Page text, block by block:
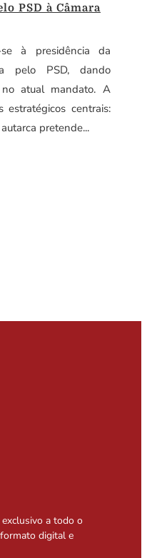
PSD à Câmara
se à presidência da
pelo PSD, dando
atual mandato. A
centrais:
pretende...
a todo o
digital e